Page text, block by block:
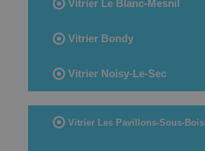
Vitrier Le Blanc-Mesnil
Vitrier Bondy
Vitrier Noisy-Le-Sec
Vitrier Les Pavillons-Sous-Bois